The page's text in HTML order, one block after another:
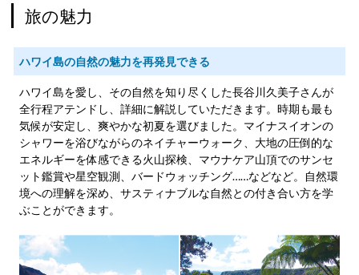
旅の魅力
ハワイ島の自然の魅力を再発見できる
ハワイ島を愛し、その自然を知り尽くした長谷川久美子さんが
全行程アテンドし、詳細に解説していただきます。時期も最も
気候が安定し、爽やかな初夏を選びました。マイナスイオンの
シャワーを浴びながらのネイチャーウォーク、大地の圧倒的な
エネルギーを体感できる火山探検、マウナケア山頂でのサンセ
ット鑑賞や星空観測、バードウォッチング……などなど。自然環
境への理解を深め、サスティナブルな自然との付き合い方を学
ぶことができます。